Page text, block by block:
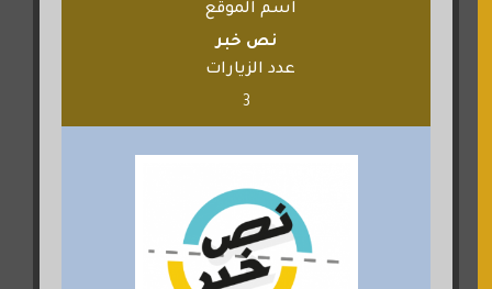
اسم الموقع
نص خبر
عدد الزيارات
3